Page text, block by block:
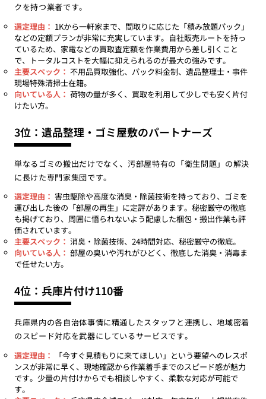
クを持つ業者です。
選定理由： 1Kから一軒家まで、間取りに応じた「積み放題パック」
などの定額プランが非常に充実しています。自社販売ルートを持っ
ているため、家電などの買取査定額を作業費用から差し引くこと
で、トータルコストを大幅に抑えられるのが最大の強みです。
主要スペック： 不用品買取強化、パック料金制、遺品整理士・事件
現場特殊清掃士在籍。
向いている人： 荷物の量が多く、買取を利用して少しでも安く片付
けたい方。
3位：遺品整理・ゴミ屋敷のパートナーズ
単なるゴミの搬出だけでなく、汚部屋特有の「衛生問題」の解決
に長けた専門家集団です。
選定理由： 害虫駆除や高度な消臭・除菌技術を持っており、ゴミを
運び出した後の「部屋の再生」に定評があります。秘密厳守の徹底
も掲げており、周囲に悟られないよう配慮した梱包・搬出作業も評
価されています。
主要スペック： 消臭・除菌技術、24時間対応、秘密厳守の徹底。
向いている人： 部屋の臭いや汚れがひどく、徹底した消臭・消毒ま
で任せたい方。
4位：兵庫片付け110番
兵庫県内の各自治体事情に精通したスタッフと連携し、地域密着
のスピード対応を武器にしているサービスです。
選定理由：
「今すぐ見積もりに来てほしい」という要望へのレスポ
ンスが非常に早く、現地確認から作業着手までのスピード感が魅力
です。少量の片付けからでも相談しやすく、柔軟な対応が可能で
す。